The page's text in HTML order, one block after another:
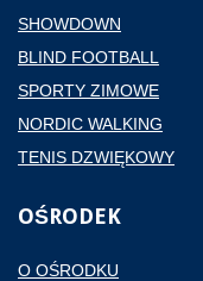
SHOWDOWN
BLIND FOOTBALL
SPORTY ZIMOWE
NORDIC WALKING
TENIS DZWIĘKOWY
OŚRODEK
O OŚRODKU